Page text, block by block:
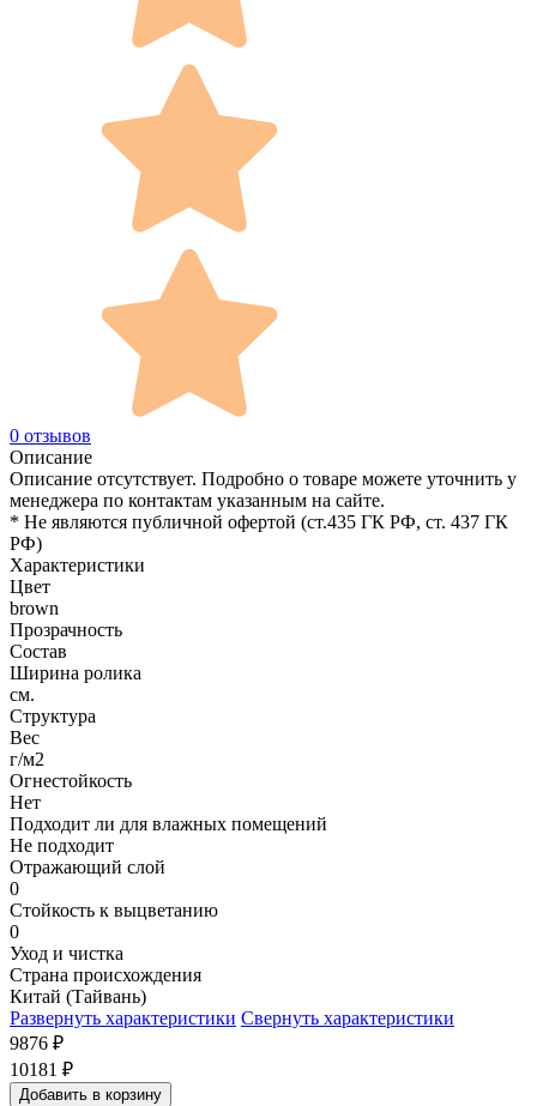
0 отзывов
Описание
Описание отсутствует. Подробно о товаре можете уточнить у
менеджера по контактам указанным на сайте.
* Не являются публичной офертой (ст.435 ГК РФ, cт. 437 ГК
РФ)
Характеристики
Цвет
brown
Прозрачность
Состав
Ширина ролика
см.
Структура
Вес
г/м2
Огнестойкость
Нет
Подходит ли для влажных помещений
Не подходит
Отражающий слой
0
Стойкость к выцветанию
0
Уход и чистка
Страна происхождения
Китай (Тайвань)
Развернуть характеристики Свернуть характеристики
9876 ₽
10181 ₽
Добавить в корзину